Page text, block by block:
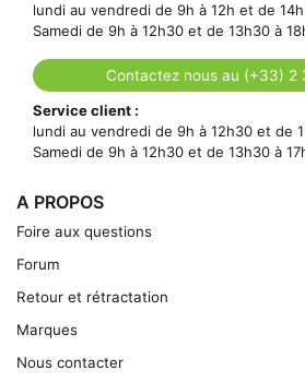
lundi au vendredi de 9h à 12h et de
Samedi de 9h à 12h30 et de 13h30 à
Contactez nous au (+33) 2
Service client :
lundi au vendredi de 9h à 12h30 et de
Samedi de 9h à 12h30 et de 13h30 à
A PROPOS
Foire aux questions
Forum
Retour et rétractation
Marques
Nous contacter